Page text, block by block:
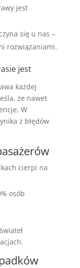
jest
się u nas –
rozwiązaniami.
jest
każdej
że nawet
W
z błędów
cierpi na
osób